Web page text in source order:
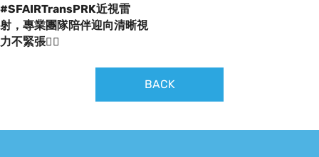
#SFAIRTransPRK近視雷
射，專業團隊陪伴迎向清晰視
力不緊張👍🏼
BACK